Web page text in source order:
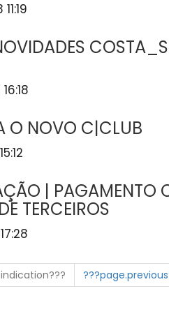
O NOVO C|CLUB
| PAGAMENTO
TERCEIROS